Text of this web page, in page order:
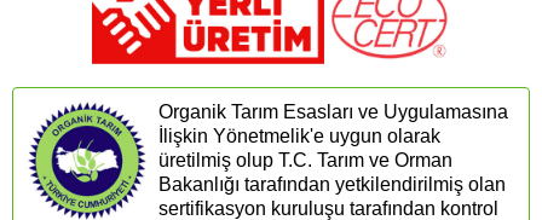
Organik Tarım Esasları ve Uygulamasına
İlişkin Yönetmelik'e uygun olarak
üretilmiş olup T.C. Tarım ve Orman
Bakanlığı tarafından yetkilendirilmiş olan
sertifikasyon kuruluşu tarafından kontrol